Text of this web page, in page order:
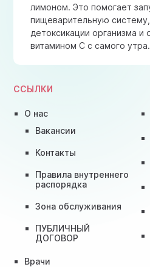
ССЫЛКИ
О нас
Вакансии
Контакты
Правила внутреннего
распорядка
Зона обслуживания
ПУБЛИЧНЫЙ
ДОГОВОР
Врачи
лимоном. Это помогает
пищеварительную
детоксикации организма и
витамином C с самого утра.